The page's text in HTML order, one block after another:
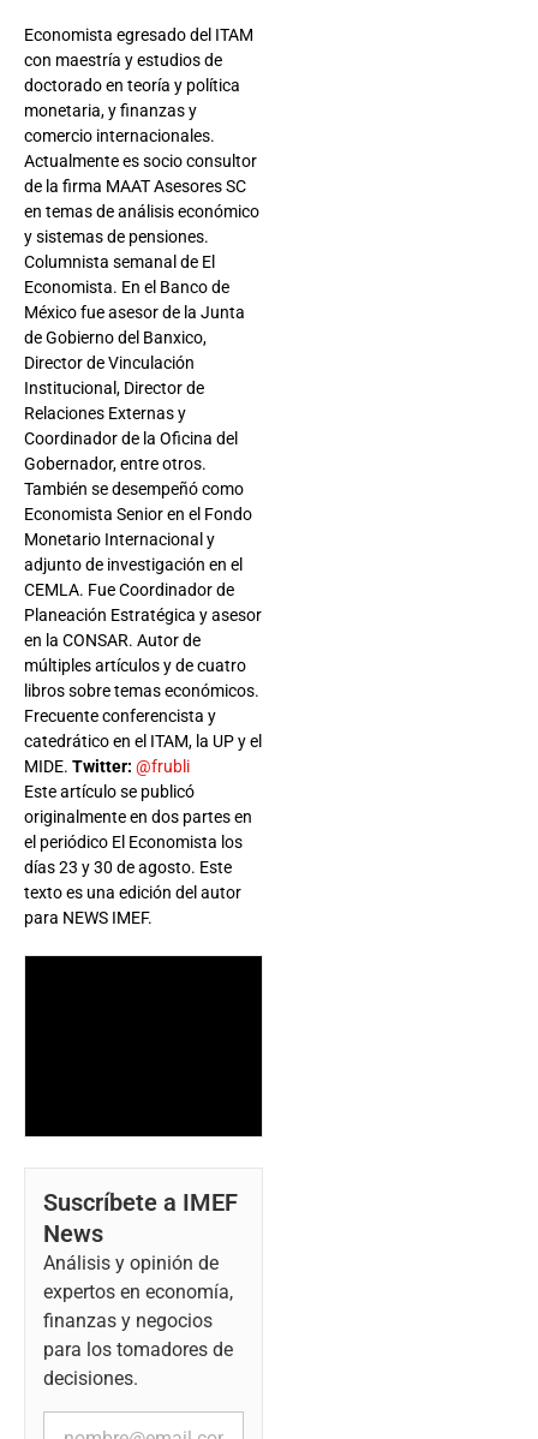
Economista egresado del ITAM
con maestría y estudios de
doctorado en teoría y política
monetaria, y finanzas y
comercio internacionales.
Actualmente es socio consultor
de la firma MAAT Asesores SC
en temas de análisis económico
y sistemas de pensiones.
Columnista semanal de El
Economista. En el Banco de
México fue asesor de la Junta
de Gobierno del Banxico,
Director de Vinculación
Institucional, Director de
Relaciones Externas y
Coordinador de la Oficina del
Gobernador, entre otros.
También se desempeñó como
Economista Senior en el Fondo
Monetario Internacional y
adjunto de investigación en el
CEMLA. Fue Coordinador de
Planeación Estratégica y asesor
en la CONSAR. Autor de
múltiples artículos y de cuatro
libros sobre temas económicos.
Frecuente conferencista y
catedrático en el ITAM, la UP y el
MIDE. Twitter: @frubli
Este artículo se publicó
originalmente en dos partes en
el periódico El Economista los
días 23 y 30 de agosto. Este
texto es una edición del autor
para NEWS IMEF.
Suscríbete a IMEF
News
Análisis y opinión de
expertos en economía,
finanzas y negocios
para los tomadores de
decisiones.